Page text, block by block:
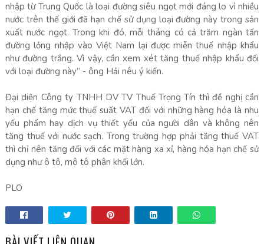
nhập từ Trung Quốc là loại đường siêu ngọt mới đáng lo vì nhiều
nước trên thế giới đã hạn chế sử dụng loại đường này trong sản
xuất nước ngọt. Trong khi đó, mỗi tháng có cả trăm ngàn tấn
đường lỏng nhập vào Việt Nam lại được miễn thuế nhập khẩu
như đường trắng. Vì vậy, cần xem xét tăng thuế nhập khẩu đối
với loại đường này” - ông Hải nêu ý kiến.
Đại diện Công ty TNHH DV TV Thuế Trọng Tín thì đề nghị cần
hạn chế tăng mức thuế suất VAT đối với những hàng hóa là nhu
yếu phẩm hay dịch vụ thiết yếu của người dân và không nên
tăng thuế với nước sạch. Trong trường hợp phải tăng thuế VAT
thì chỉ nên tăng đối với các mặt hàng xa xỉ, hàng hóa hạn chế sử
dụng như ô tô, mô tô phân khối lớn.
PLO